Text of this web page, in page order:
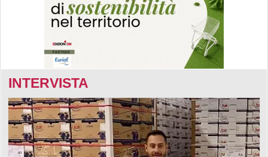
INTERVISTA